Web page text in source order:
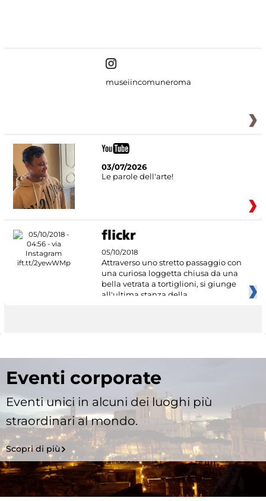
museiincomuneroma
03/07/2026
Le parole dell'arte!
05/10/2018
Attraverso uno stretto passaggio con
una curiosa loggetta chiusa da una
bella vetrata a tortiglioni, si giunge
all'ultima stanza della
Eventi corporate
Eventi unici in alcuni dei luoghi più
straordinari al mondo.
Scopri di più